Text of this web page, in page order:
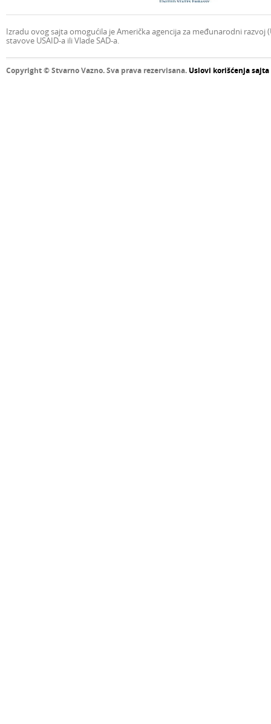
Izradu ovog sajta omogućila je Američka agencija za međunarodni
stavove USAID-a ili Vlade SAD-a.
Copyright © Stvarno Vazno. Sva prava rezervisana. Uslovi korišćenja sajta